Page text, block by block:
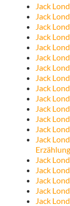
Jack
Jack
Jack
Jack
Jack
Jack
Jack
Jack
Jack
Jack
Jack
Jack
Jack
Jack
Jack
Jack
Jack
Jack
Jack